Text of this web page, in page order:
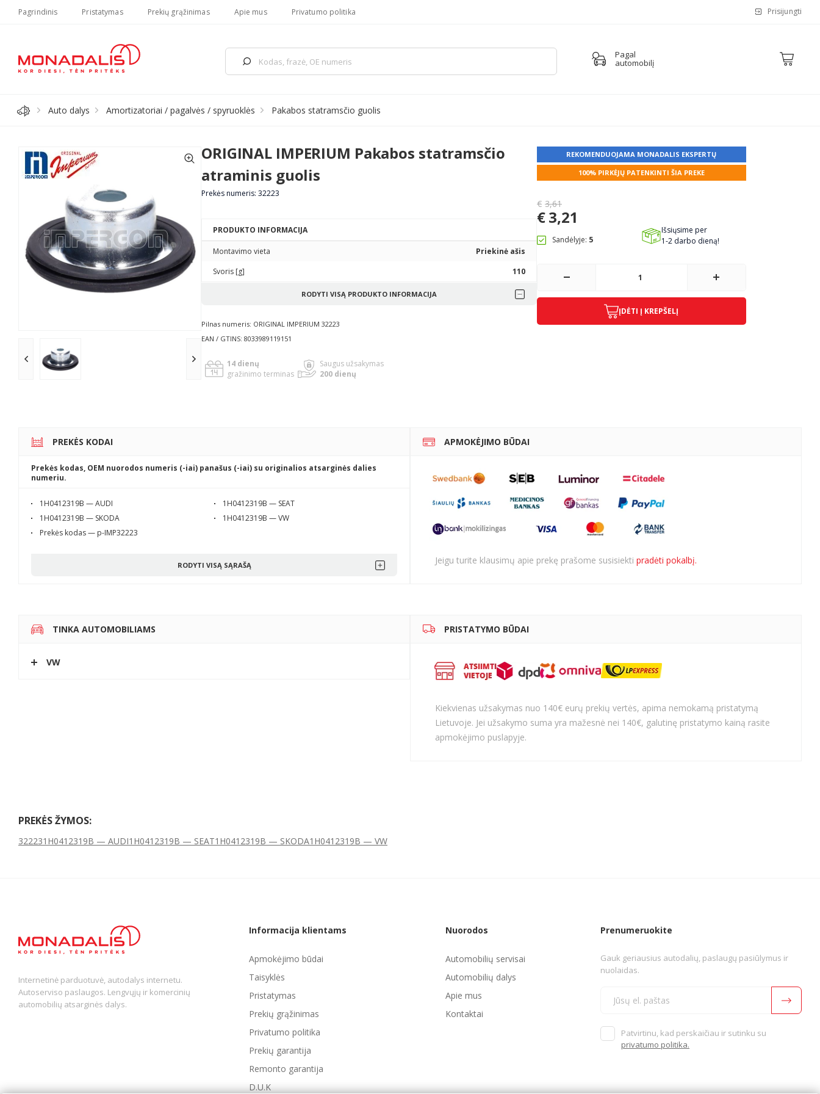
Pagrindinis Pristatymas Prekių grąžinimas Apie mus Privatumo politika Prisijungti
Pagal
automobilį
Auto dalys Amortizatoriai / pagalvės / spyruoklės Pakabos statramsčio guolis
ORIGINAL IMPERIUM Pakabos statramsčio
atraminis guolis
Prekės numeris: 32223
PRODUKTO INFORMACIJA
Montavimo vieta
Priekinė ašis
Svoris [g]
110
RODYTI VISĄ PRODUKTO INFORMACIJA
Pilnas numeris: ORIGINAL IMPERIUM 32223
EAN / GTINS: 8033989119151
14 dienų
gražinimo terminas
Saugus užsakymas
200 dienų
REKOMENDUOJAMA MONADALIS EKSPERTŲ
100% PIRKĖJŲ PATENKINTI ŠIA PREKE
€ 3,61
€3,21
Sandėlyje: 5
Išsiųsime per
1-2 darbo dieną!
ĮDĖTI Į KREPŠELĮ
PREKĖS KODAI
Prekės kodas, OEM nuorodos numeris (-iai) panašus (-iai) su originalios atsarginės dalies
numeriu.
1H0412319B — AUDI
1H0412319B — SEAT
1H0412319B — SKODA
1H0412319B — VW
Prekės kodas — p-IMP32223
RODYTI VISĄ SĄRAŠĄ
TINKA AUTOMOBILIAMS
VW
APMOKĖJIMO BŪDAI
Jeigu turite klausimų apie prekę prašome susisiekti pradėti pokalbį.
PRISTATYMO BŪDAI
Kiekvienas užsakymas nuo 140€ eurų prekių vertės, apima nemokamą pristatymą
Lietuvoje. Jei užsakymo suma yra mažesnė nei 140€, galutinę pristatymo kainą rasite
apmokėjimo puslapyje.
PREKĖS ŽYMOS:
322231H0412319B — AUDI1H0412319B — SEAT1H0412319B — SKODA1H0412319B — VW
Internetinė parduotuvė, autodalys internetu.
Autoserviso paslaugos. Lengvųjų ir komercinių
automobilių atsarginės dalys.
Prenumeruokite
Gauk geriausius autodalių, paslaugų pasiūlymus ir
nuolaidas.
Patvirtinu, kad perskaičiau ir sutinku su
privatumo politika.
Informacija klientams
Apmokėjimo būdai
Taisyklės
Pristatymas
Prekių grąžinimas
Privatumo politika
Prekių garantija
Remonto garantija
D.U.K
Nuorodos
Automobilių servisai
Automobilių dalys
Apie mus
Kontaktai